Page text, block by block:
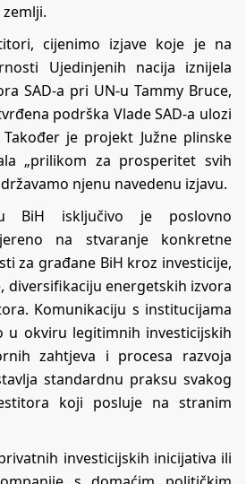
cijenimo izjave koje je na
Ujedinjenih nacija iznijela
SAD-a pri UN-u Tammy Bruce,
podrška Vlade SAD-a ulozi
je projekt Južne plinske
„prilikom za prosperitet svih
njenu navedenu izjavu.
BiH isključivo je poslovno
na stvaranje konkretne
za građane BiH kroz investicije,
energetskih izvora
Komunikaciju s institucijama
u okviru legitimnih investicijskih
zahtjeva i procesa razvoja
standardnu praksu svakog
koji posluje na stranim
investicijskih inicijativa ili